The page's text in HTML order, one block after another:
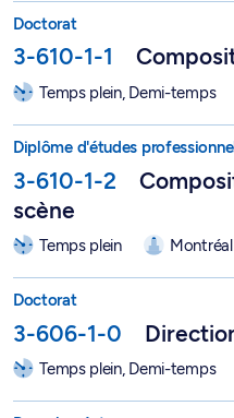
Doctorat en musique, option
Doctorat
3-610-1-1
Temps plein, Demi-temps
DEPA en musique -
Diplôme d'études
3-610-1-2
scène
Temps plein Montréal
Doctorat en musique, option
Doctorat
3-606-1-0
Temps plein, Demi-temps
Baccalauréat en écriture de